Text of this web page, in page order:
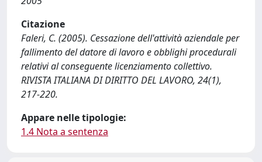
Citazione
Faleri, C. (2005). Cessazione dell'attività aziendale per
fallimento del datore di lavoro e obblighi procedurali
relativi al conseguente licenziamento collettivo.
RIVISTA ITALIANA DI DIRITTO DEL LAVORO, 24(1),
217-220.
Appare nelle tipologie:
1.4 Nota a sentenza